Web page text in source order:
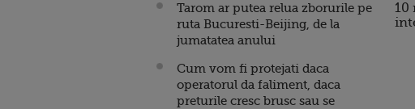
Tarom ar putea relua zborurile pe
ruta Bucuresti-Beijing, de la
jumatatea anului
Cum vom fi protejati daca
operatorul da faliment, daca
preturile cresc brusc sau se
10